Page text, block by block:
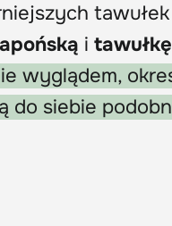
i
wyglądem,
do siebie